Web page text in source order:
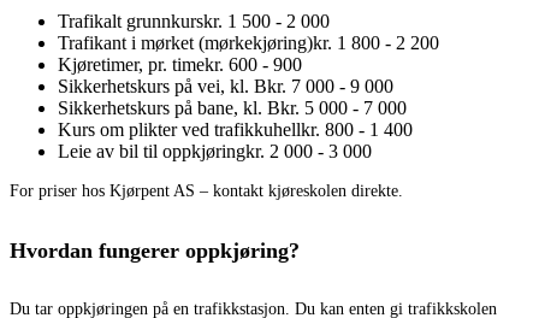
Trafikalt grunnkurskr. 1 500 - 2 000
Trafikant i mørket (mørkekjøring)kr. 1 800 - 2 200
Kjøretimer, pr. timekr. 600 - 900
Sikkerhetskurs på vei, kl. Bkr. 7 000 - 9 000
Sikkerhetskurs på bane, kl. Bkr. 5 000 - 7 000
Kurs om plikter ved trafikkuhellkr. 800 - 1 400
Leie av bil til oppkjøringkr. 2 000 - 3 000
For priser hos Kjørpent AS – kontakt kjøreskolen direkte.
Hvordan fungerer oppkjøring?
Du tar oppkjøringen på en trafikkstasjon. Du kan enten gi trafikkskolen